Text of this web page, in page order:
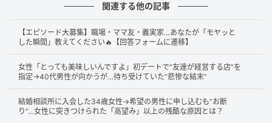
それぞれ詳しく解説するね。
1. 嫌われ役を避け続ける
別れを切り出せない男性の共通点の1つ目は、嫌われ役
を避け続けること。
関連する他の記事
【エピソード大募集】職場・ママ友・義実家…あなたが「モヤッと
した瞬間」教えてください🔥【回答フォームに遷移】
女性「とっても美味しいんですよ」初デートで“友達が経営する店”を
指定→40代男性が向かうが…待ち受けていた“悲惨な結末”
結婚相談所に入会した34歳女性→希望の男性に申し込むも“お断
り”…女性に突きつけられた「高望み」以上の残酷な原因とは？